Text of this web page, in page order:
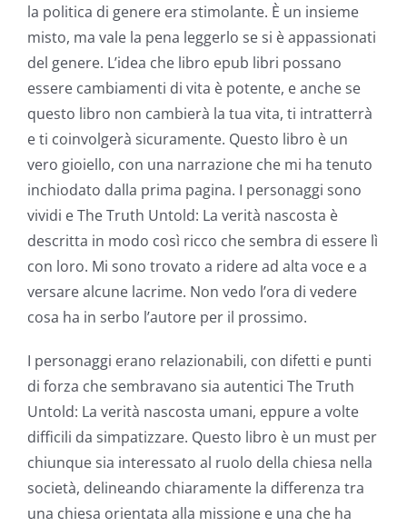
la politica di genere era stimolante. È un insieme
misto, ma vale la pena leggerlo se si è appassionati
del genere. L’idea che libro epub libri possano
essere cambiamenti di vita è potente, e anche se
questo libro non cambierà la tua vita, ti intratterrà
e ti coinvolgerà sicuramente. Questo libro è un
vero gioiello, con una narrazione che mi ha tenuto
inchiodato dalla prima pagina. I personaggi sono
vividi e The Truth Untold: La verità nascosta è
descritta in modo così ricco che sembra di essere lì
con loro. Mi sono trovato a ridere ad alta voce e a
versare alcune lacrime. Non vedo l’ora di vedere
cosa ha in serbo l’autore per il prossimo.
I personaggi erano relazionabili, con difetti e punti
di forza che sembravano sia autentici The Truth
Untold: La verità nascosta umani, eppure a volte
difficili da simpatizzare. Questo libro è un must per
chiunque sia interessato al ruolo della chiesa nella
società, delineando chiaramente la differenza tra
una chiesa orientata alla missione e una che ha